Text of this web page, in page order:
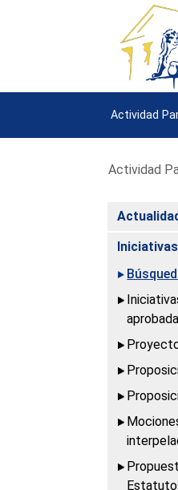
Actividad
Actividad
Iniciativas